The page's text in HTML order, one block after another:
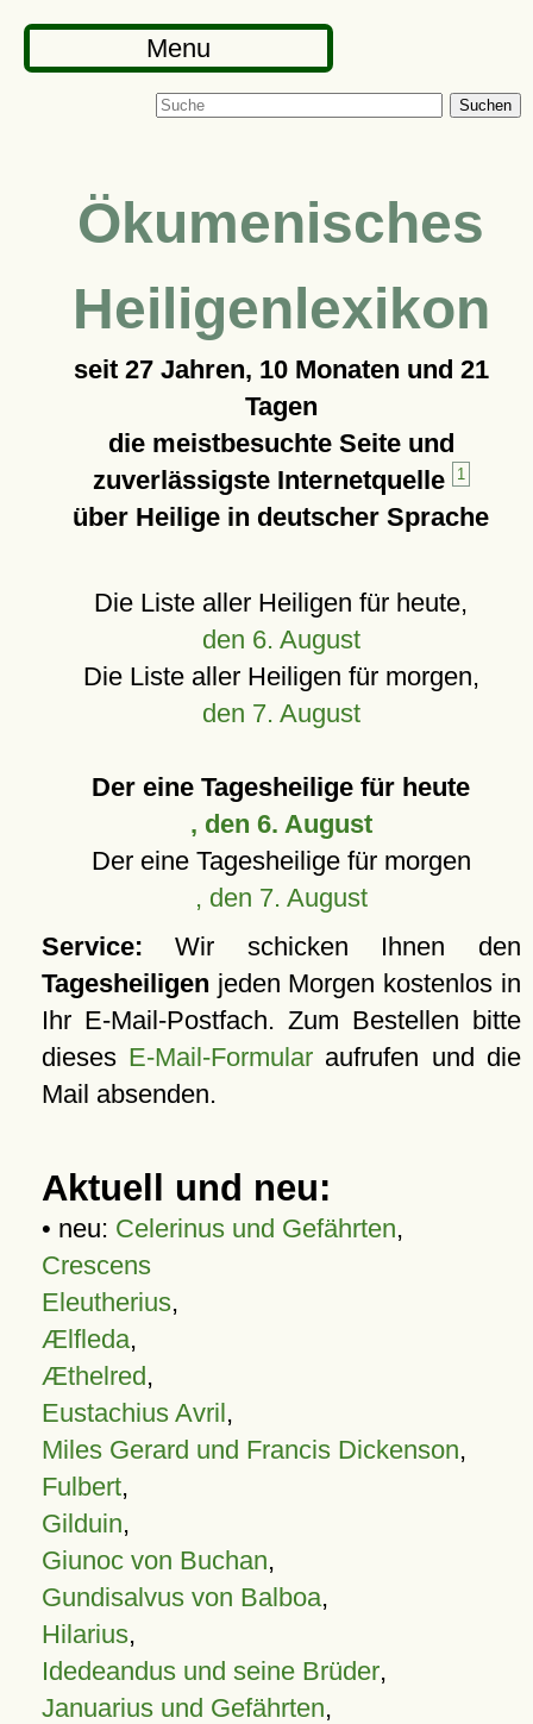
Menu
Suchen
Ökumenisches
Heiligenlexikon
seit 27 Jahren, 10 Monaten und 21
Tagen
die meistbesuchte Seite und
zuverlässigste Internetquelle
1
über Heilige in deutscher Sprache
Die Liste aller Heiligen für heute,
den 6. August
Die Liste aller Heiligen für morgen,
den 7. August
Der eine Tagesheilige für heute
, den 6. August
Der eine Tagesheilige für morgen
, den 7. August
Service: Wir schicken Ihnen den
Tagesheiligen jeden Morgen kostenlos in
Ihr E-Mail-Postfach. Zum Bestellen bitte
dieses E-Mail-Formular aufrufen und die
Mail absenden.
Aktuell und neu:
• neu: Celerinus und Gefährten,
Crescens
Eleutherius,
Ælfleda,
Æthelred,
Eustachius Avril,
Miles Gerard und Francis Dickenson,
Fulbert,
Gilduin,
Giunoc von Buchan,
Gundisalvus von Balboa,
Hilarius,
Idedeandus und seine Brüder,
Januarius und Gefährten,